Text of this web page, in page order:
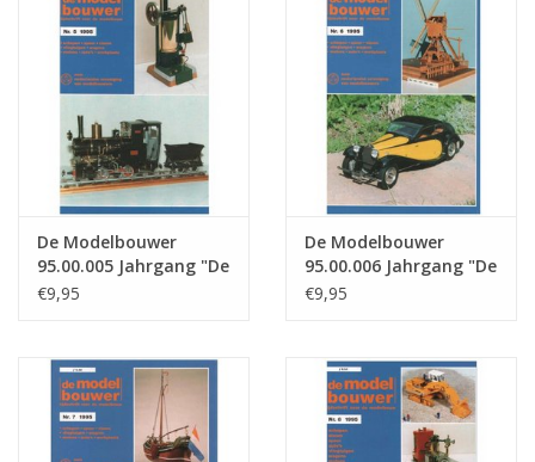
De Modelbouwer
95.00.005 Jahrgang "De
Modelbouwer"
€9,95
De Modelbouwer
95.00.006 Jahrgang "De
Modelbouwer"
€9,95